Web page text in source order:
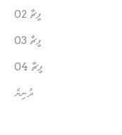
ފީޗާ 02
ފީޗާ 03
ފީޗާ 04
ދުނިޔެ